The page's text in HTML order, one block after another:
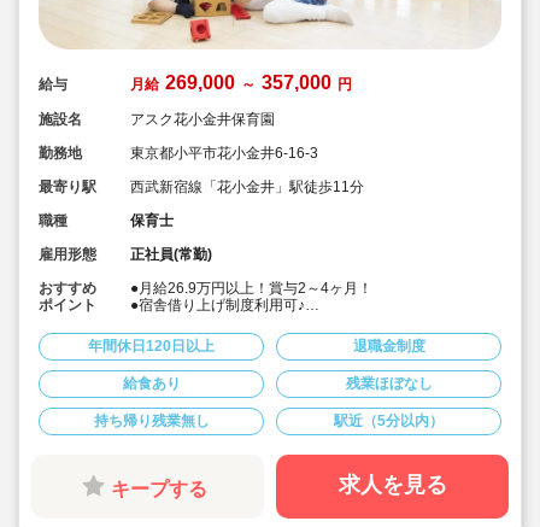
給与 月給 269,000 ～ 357,000 円
施設名
アスク花小金井保育園
勤務地
東京都小平市花小金井6-16-3
最寄り駅
西武新宿線「花小金井」駅徒歩11分
職種
保育士
雇用形態
正社員(常勤)
おすすめ
ポイント
●月給26.9万円以上！賞与2～4ヶ月！
●宿舎借り上げ制度利用可♪
やすいです♪
●持ち帰り仕事NG、残業代は1分単位で別途全額支給なの
でオン／オフをしっかり切り替えられます。
●「プラチナくるみん」認定を取得しており、積極的な子
育てサポートを行っております☆
年間休日120日以上 退職金制度
給食あり 残業ほぼなし
持ち帰り残業無し 駅近（5分以内）
キープする 求人を見る